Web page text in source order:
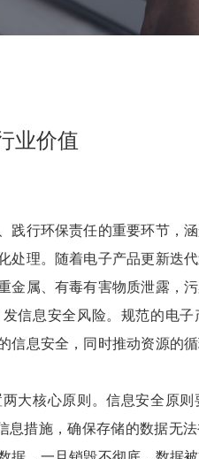
业价值
践行环保责任的重要环节，
处理。随着电子产品更新迭
金属、有毒有害物质泄露，
信息安全风险。规范的电
信息安全，同时推动资源的
大核心原则。信息安全原
息措施，确保存储的数据无